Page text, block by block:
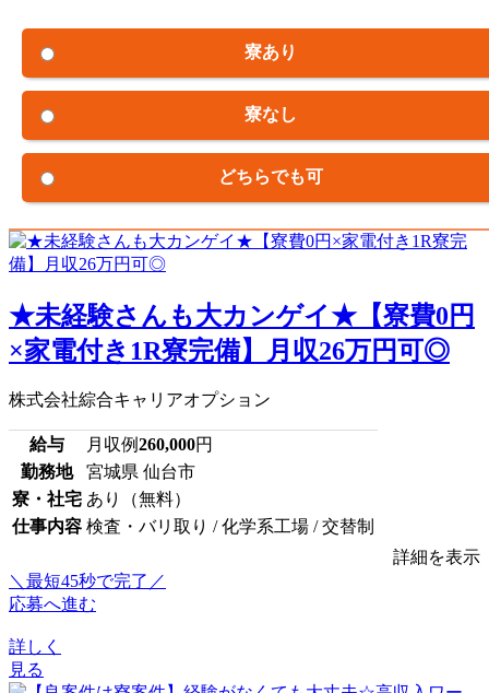
寮あり
寮なし
どちらでも可
★未経験さんも大カンゲイ★【寮費0円
×家電付き1R寮完備】月収26万円可◎
株式会社綜合キャリアオプション
給与 月収例260,000円
勤務地
宮城県 仙台市
寮・社宅 あり（無料）
仕事内容 検査・バリ取り / 化学系工場 / 交替制
詳細を表示
＼最短45秒で完了／
応募へ進む
詳しく
見る